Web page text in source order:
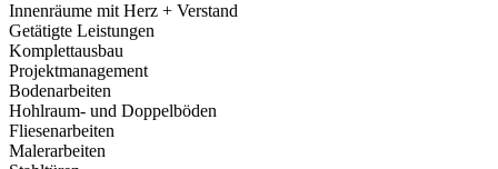
Innenräume mit Herz + Verstand
Getätigte Leistungen
Komplettausbau
Projektmanagement
Bodenarbeiten
Hohlraum- und Doppelböden
Fliesenarbeiten
Malerarbeiten